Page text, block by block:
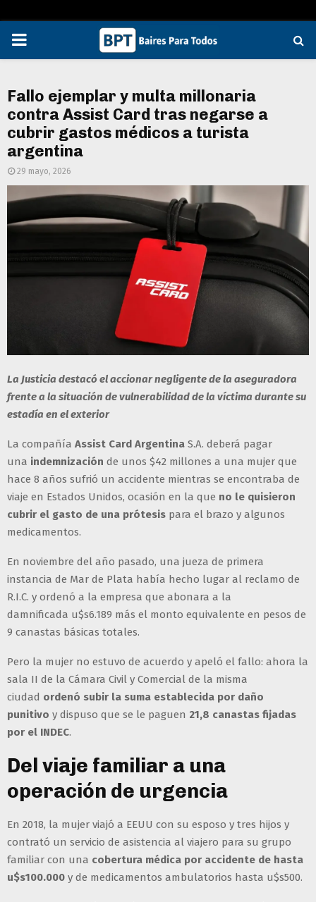
PRIMARY
Fallo ejemplar y multa millonaria
contra Assist Card tras negarse a
cubrir gastos médicos a turista
argentina
29 mayo, 2026
La Justicia destacó el accionar negligente de la aseguradora
frente a la situación de vulnerabilidad de la víctima durante su
estadía en el exterior
La compañía Assist Card Argentina S.A. deberá pagar
una indemnización de unos $42 millones a una mujer que
hace 8 años sufrió un accidente mientras se encontraba de
viaje en Estados Unidos, ocasión en la que no le quisieron
cubrir el gasto de una prótesis para el brazo y algunos
medicamentos.
En noviembre del año pasado, una jueza de primera
instancia de Mar de Plata había hecho lugar al reclamo de
R.I.C. y ordenó a la empresa que abonara a la
damnificada u$s6.189 más el monto equivalente en pesos de
9 canastas básicas totales.
Pero la mujer no estuvo de acuerdo y apeló el fallo: ahora la
sala II de la Cámara Civil y Comercial de la misma
ciudad ordenó subir la suma establecida por daño
punitivo y dispuso que se le paguen 21,8 canastas fijadas
por el INDEC.
Del viaje familiar a una
operación de urgencia
En 2018, la mujer viajó a EEUU con su esposo y tres hijos y
contrató un servicio de asistencia al viajero para su grupo
familiar con una cobertura médica por accidente de hasta
u$s100.000 y de medicamentos ambulatorios hasta u$s500.